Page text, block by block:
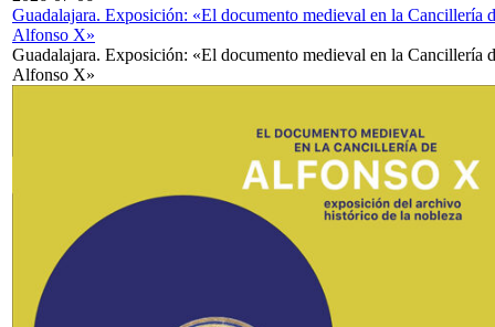
Guadalajara. Exposición: «El documento medieval en la Cancillería
Alfonso X»
Guadalajara. Exposición: «El documento medieval en la Cancillería
Alfonso X»